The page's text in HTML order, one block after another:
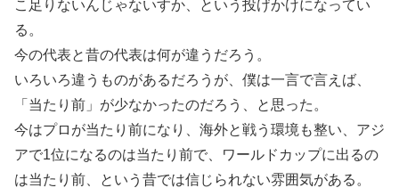
こ足りないんじゃないすか、という投げかけになってい
る。
今の代表と昔の代表は何が違うだろう。
いろいろ違うものがあるだろうが、僕は一言で言えば、
「当たり前」が少なかったのだろう、と思った。
今はプロが当たり前になり、海外と戦う環境も整い、アジ
アで1位になるのは当たり前で、ワールドカップに出るの
は当たり前、という昔では信じられない雰囲気がある。